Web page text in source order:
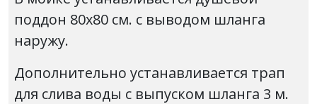
поддон 80х80 см. с выводом шланга
наружу.
Дополнительно устанавливается трап
для слива воды с выпуском шланга 3 м.